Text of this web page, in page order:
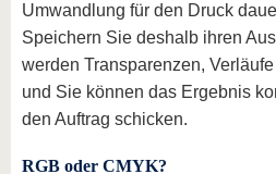
Umwandlung für den Druck
Speichern Sie deshalb ihren
werden Transparenzen,
und Sie können das Ergebnis
den Auftrag schicken.
RGB oder CMYK?